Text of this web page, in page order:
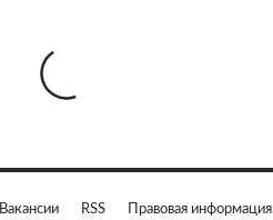
Вакансии RSS Правовая информация